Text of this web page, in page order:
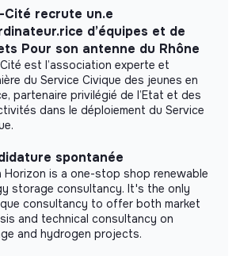
a transparency document.
Cité recrute un.e
d’équipes et de
Pour son antenne du Rhône
est l’association experte et
du Service Civique des jeunes en
partenaire privilégié de l’Etat et des
dans le déploiement du Service
spontanée
Horizon is a one-stop shop renewable
storage consultancy. It's the only
consultancy to offer both market
and technical consultancy on
and hydrogen projects.